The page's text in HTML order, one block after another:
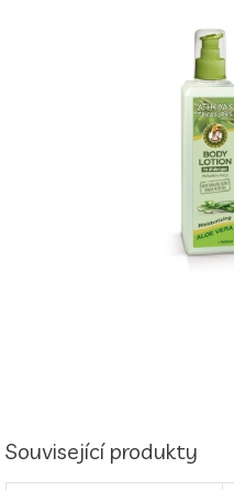
Související produkty